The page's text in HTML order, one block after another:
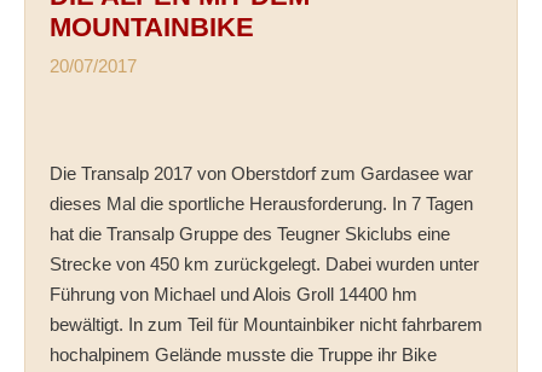
MOUNTAINBIKE
20/07/2017
Die Transalp 2017 von Oberstdorf zum Gardasee war
dieses Mal die sportliche Herausforderung. In 7 Tagen
hat die Transalp Gruppe des Teugner Skiclubs eine
Strecke von 450 km zurückgelegt. Dabei wurden unter
Führung von Michael und Alois Groll 14400 hm
bewältigt. In zum Teil für Mountainbiker nicht fahrbarem
hochalpinem Gelände musste die Truppe ihr Bike